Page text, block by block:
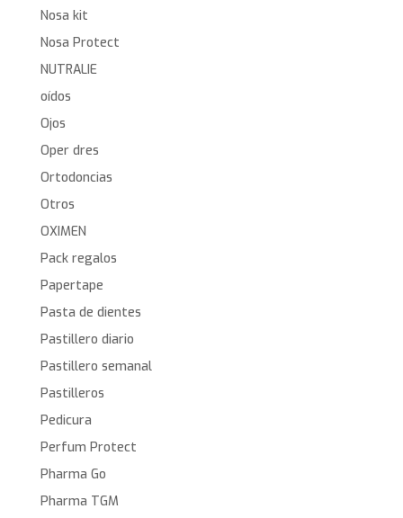
Nosa kit
Nosa Protect
NUTRALIE
oídos
Ojos
Oper dres
Ortodoncias
Otros
OXIMEN
Pack regalos
Papertape
Pasta de dientes
Pastillero diario
Pastillero semanal
Pastilleros
Pedicura
Perfum Protect
Pharma Go
Pharma TGM